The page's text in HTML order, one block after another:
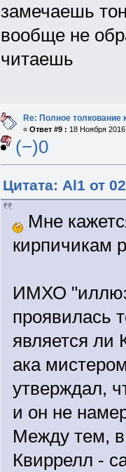
замечаешь
вообще не
читаешь
Re: Полное толкование
« Ответ #9 : 18 Ноября
(−)0
Цитата: Al1 от
Мне
кирпичикам
ИМХО
проявилась
является ли
ака
утверждал,
и он не
Между тем, в
Квиррелл -